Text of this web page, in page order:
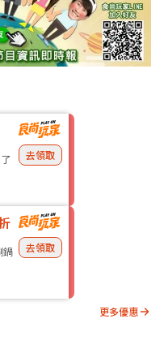
去領取
鍋
去領取
更多優惠